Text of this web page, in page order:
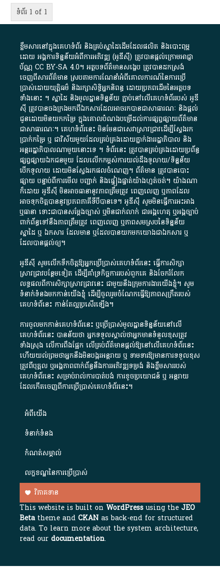
ទំព័រ 1 of 1
ខ្លឹមសារ​នៅ​ក្នុង​គេហទំព័រ និង​គ្រប់​ស្នា​ដៃ​ដើម​ដែល​ផលិត​ និង​បោះពុម្ព​
ដោយ​ អង្គការ​ទិន្នន័យ​អំពី​ការអភិវឌ្ឍ​​ (អូ​ឌី​ស៊ី)​ ត្រូវ​បាន​ផ្តល់​ក្រោម​អាជ្ញា
ប័ណ្ណ​CC BY-SA 4.0។​ អត្ថបទ​ព័ត៌មាន​សង្ខេប​ ត្រូវ​បាន​ដកស្រង់​
ចេញពី​សារព័ត៌មាន ស្របតាមការ​ណែនាំ​អំពី​គោលការណ៍​នៃ​ការ​ប្រើ
ប្រាស់​ដោយ​យុត្តិធម៌​ និង​រក្សាសិទ្ធិអ្នកនិពន្ធ ដោយ​ប្រភពដើម​នៃ​​អត្ថបទ
ទាំង​នោះ​ ។​ ស្នាដៃ​ និង​មូលដ្ឋាន​ទិន្នន័យ ​ភ្ជាប់​នៅ​លើ​គេហទំព័រ​របស់​ អូ​ឌី​
ស៊ី​ ត្រូវ​បាន​ចងក្រង​មក​ពី​ឯកសារ​ដែល​អាច​រក​បានជា​សាធារណៈ​ និង​ផ្តល់​
ជូន​ដោយ​មិន​យក​កម្រៃ​ ក្នុង​គោលបំណង​បម្រើ​ដល់ការ​ផ្សព្វផ្សាយ​ព័ត៌មាន​
ជា​សាធារណៈ​។​ គេហទំព័រ​នេះ​ មិនមែន​ជា​សេវា​ស្រាវជ្រាវ​ដើម្បី​ស្វែងរក
ប្រាក់​កម្រៃ​ ឬ​ ជា​វិស័យ​មួយ​ដែល​គ្រប់គ្រង​ដោយ​ភ្នាក់ងារ​រដ្ឋាភិបាល​ និង ​
អន្តររដ្ឋាភិបាល​ណាមួយ​នោះ​ទេ ​។​ ទំព័រ​នេះ​ ត្រូវ​បាន​គ្រប់គ្រង​ដោយ​ប្រព័ន្ធ​
ផ្សព្វផ្សាយ​ឯកជន​មួយ​ ដែល​លើកកម្ពស់​ការ​យល់​ដឹង​ទូលាយ​/​ទិន្នន័យ​
បើក​ទូលាយ​ ដោយ​មិនស្វែង​រក​ផល​ចំណេញ​។​ ព័ត៌មាន​ ត្រូវ​បាន​បោះ
ផ្សាយ​ បន្ទាប់​ពី​ការ​មើល​ បញ្ជាក់​ និង​ផ្ទៀងផ្ទាត់​យ៉ាង​ហ្មត់ចត់​។​ យ៉ាងណា​
ក៏​ដោយ​ អូ​ឌី​ស៊ី​ មិន​អាច​ធានា​នូវ​ភាព​ត្រឹមត្រូវ​ ពេញលេញ​ ឬ​ភាព​ដែល​
អាច​ទុកចិត្ត​បាននូវ​ប្រភព​ភាគី​ទី​បី​បាន​ទេ​។​ អូ​ឌី​ស៊ី​ សូម​មិន​ធ្វើការ​អះអាង​
ឬ​ធានា​ ទោះជា​បាន​សម្តែង​ច្បាស់​ ឬ​មិន​ជាក់លាក់​ ជា​អង្គហេតុ​ ឬ​អង្គច្បាប់​
ពាក់ព័ន្ធ​ទៅ​នឹង​ភាព​ត្រឹមត្រូវ​ ពេញលេញ​ ឬ​ភាព​សម​ស្រប​នៃ​ទិន្នន័យ​
ស្នាដៃ​ ឬ​ ឯកសារ​ ដែល​មាន​ ឬ​ដែល​បាន​យក​មក​យោង​ជា​ឯកសារ​ ឬ​
ដែល​បាន​ផ្តល់​ឲ្យ​។
អូឌីស៊ី សូមលើកទឹកចិត្តឱ្យអ្នកប្រើប្រាស់គេហទំព័រនេះ ធ្វើការសិក្សា
ស្រាវជ្រាវបន្ថែមទៀត ដើម្បីគាំទ្រកិច្ចការ​របស់ពួកគេ និងចែករំលែក
លទ្ធផលពីការសិក្សាស្រាវជ្រាវនេះ ជាមួយនឹងក្រុមការងារយើងខ្ញុំ។ សូម
ទំនាក់ទំនងមកកាន់យើងខ្ញុំ ដើម្បីចូលរួមចំណែកធ្វើឱ្យភាពសុក្រឹតរបស់
គេហទំព័នេះ កាន់តែល្អប្រសើរឡើង។
ការចូលមកកាន់គេហទំព័រនេះ ឬប្រើប្រាស់មូលដ្ឋានទិន្នន័យនៅលើ
គេហទំព័រនេះ បានន័យថា អ្នកទទួលស្គាល់ថាអ្នកមានទំនួលខុសត្រូវ
ទាំងស្រុង លើការពឹងផ្អែក លើគ្រប់ព័ត៌មានផ្តល់ឱ្យនៅលើគេហទំព័រនេះ
ហើយយល់ព្រមថាអ្នកនឹងមិនបង្ករអន្តរាយ ឬ ទាមទារ​ឱ្យមានការទទួលខុស​
ត្រូវពីបុគ្គល ឬអង្គភាពពាក់ព័ន្ធនឹងការអភិវឌ្ឍទម្រង់ និងខ្លឹមសាររបស់
គេហទំព័រនេះ សម្រាប់រាល់ការបាត់បង់ ការខូចប្រយោជន៍ ឬ អន្តរាយ
ដែលកើតចេញពីការប្រើប្រាស់គេហទំព័រនេះ។
អំពី​យើង​
ទំនាក់ទំនង
កំណត់សម្គាល់
លក្ខខណ្ឌនៃការប្រើប្រាស់
វិភាគទាន
This website is built onWordPressusing theJEO
Betatheme andCKAN as back-end for structured
data. To learn more about the system architecture,
read ourdocumentation.